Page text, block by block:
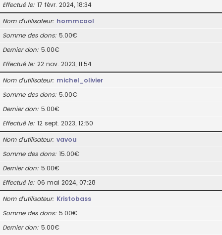
Effectué le 17 févr. 2024, 18:34
Nom d’utilisateur hommcool
Somme des dons 5.00€
Dernier don 5.00€
Effectué le 22 nov. 2023, 11:54
Nom d’utilisateur michel_olivier
Somme des dons 5.00€
Dernier don 5.00€
Effectué le 12 sept. 2023, 12:50
Nom d’utilisateur vavou
Somme des dons 15.00€
Dernier don 5.00€
Effectué le 06 mai 2024, 07:28
Nom d’utilisateur Kristobass
Somme des dons 5.00€
Dernier don 5.00€